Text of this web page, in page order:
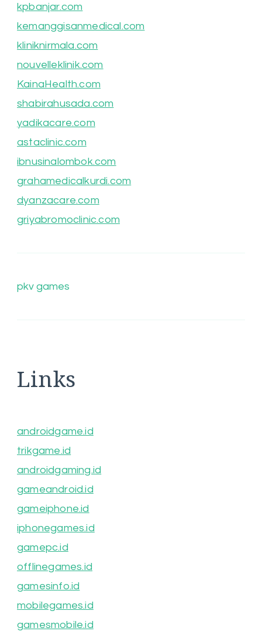
kpbanjar.com
kemanggisanmedical.com
kliniknirmala.com
nouvelleklinik.com
KainaHealth.com
shabirahusada.com
yadikacare.com
astaclinic.com
ibnusinalombok.com
grahamedicalkurdi.com
dyanzacare.com
griyabromoclinic.com
pkv games
Links
androidgame.id
trikgame.id
androidgaming.id
gameandroid.id
gameiphone.id
iphonegames.id
gamepc.id
offlinegames.id
gamesinfo.id
mobilegames.id
gamesmobile.id